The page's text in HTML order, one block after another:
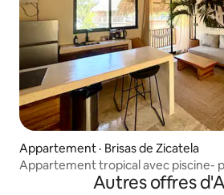
Appartement · Brisas de Zicatela
Appartement tropical avec piscine-
Autres offres